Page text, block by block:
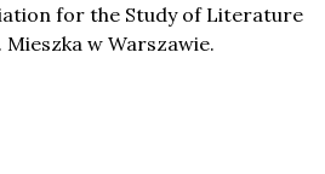
for the Study of Literature
w Warszawie.